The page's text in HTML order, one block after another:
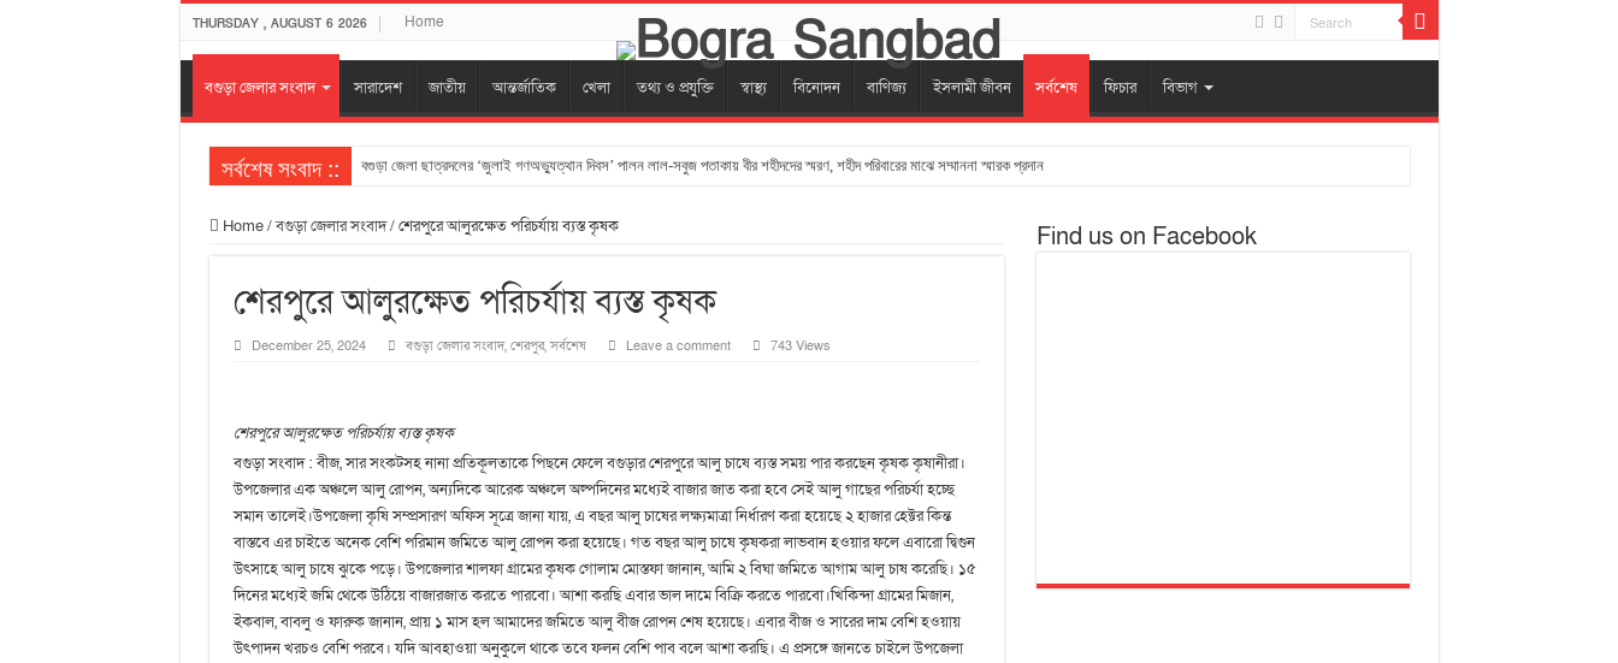
THURSDAY , AUGUST 6 2026 Home
বগুড়া জেলার সংবাদ সারাদেশ জাতীয় আন্তর্জাতিক খেলা তথ্য ও প্রযুক্তি স্বাস্থ্য বিনোদন বাণিজ্য ইসলামী জীবন সর্বশেষ ফিচার বিভাগ
সর্বশেষ সংবাদ :: বগুড়া জেলা ছাত্রদলের ‘জুলাই গণঅভ্যুত্থান দিবস’ পালন লাল-সবুজ পতাকায় বীর শহীদদের স্মরণ, শহীদ পরিবারের মাঝে সম্মাননা স্মারক প্রদান
জুলাই গণঅভ্যুত্থানের স্মৃতি ধরে রাখতে বগুড়ায় আলোকচিত্র ও প্রামাণ্য ভিডিও চিত্র প্রদর্শনী
বগুড়ায় জুলাই গণঅভ্যুত্থান দিবস পালিত, জুলাই স্মৃতিস্তম্ভে বিভিন্ন মহলের শ্রদ্ধা নিবেদন
বগুড়ায় ৯ নম্বর ওয়ার্ড বিএনপির উদ্যোগে জুলাই গণঅভ্যুত্থান দিবস উপলক্ষে দোয়া মাহফিল অনুষ্ঠিত
ইবনে সিনা হাসপাতাল বগুড়ার ফ্রি মেডিকেল ক্যাম্প অনুষ্ঠিত
দুপচাঁচিয়া পৌরসভায় ২৫ কোটি টাকার উন্নয়ন প্রকল্প নিয়ে মতবিনিময় সভা
জুলাই খুনিদের শাস্তির দাবীতে বগুড়ায় শ্রমিক কল্যাণ ফেডারেশনের মিছিল
‎গাবতলীতে প্রতিবন্ধীদের মাঝে হুইল ‎চেয়ার ও গাছের চারা বিতরণ করেন ‎- এমপি সুরাইয়া জেরিন
Home/বগুড়া জেলার সংবাদ/শেরপুরে আলুরক্ষেত পরিচর্যায় ব্যস্ত কৃষক
শেরপুরে আলুরক্ষেত পরিচর্যায় ব্যস্ত কৃষক
December 25, 2024 বগুড়া জেলার সংবাদ, শেরপুর,সর্বশেষ Leave a comment 743 Views
শেরপুরে আলুরক্ষেত পরিচর্যায় ব্যস্ত কৃষক
বগুড়া সংবাদ : বীজ, সার সংকটসহ নানা প্রতিকূলতাকে পিছনে ফেলে বগুড়ার শেরপুরে আলু চাষে ব্যস্ত সময় পার করছেন কৃষক কৃষানীরা।
উপজেলার এক অঞ্চলে আলু রোপন, অন্যদিকে আরেক অঞ্চলে অল্পদিনের মধ্যেই বাজার জাত করা হবে সেই আলু গাছের পরিচর্যা হচ্ছে
সমান তালেই।উপজেলা কৃষি সম্প্রসারণ অফিস সূত্রে জানা যায়, এ বছর আলু চাষের লক্ষ্যমাত্রা নির্ধারণ করা হয়েছে ২ হাজার হেক্টর কিন্ত
বাস্তবে এর চাইতে অনেক বেশি পরিমান জমিতে আলু রোপন করা হয়েছে। গত বছর আলু চাষে কৃষকরা লাভবান হওয়ার ফলে এবারো দ্বিগুন
উৎসাহে আলু চাষে ঝুকে পড়ে। উপজেলার শালফা গ্রামের কৃষক গোলাম মোস্তফা জানান, আমি ২ বিঘা জমিতে আগাম আলু চাষ করেছি। ১৫
দিনের মধ্যেই জমি থেকে উঠিয়ে বাজারজাত করতে পারবো। আশা করছি এবার ভাল দামে বিক্রি করতে পারবো।খিকিন্দা গ্রামের মিজান,
ইকবাল, বাবলু ও ফারুক জানান, প্রায় ১ মাস হল আমাদের জমিতে আলু বীজ রোপন শেষ হয়েছে। এবার বীজ ও সারের দাম বেশি হওয়ায়
উৎপাদন খরচও বেশি পরবে। যদি আবহাওয়া অনুকুলে থাকে তবে ফলন বেশি পাব বলে আশা করছি। এ প্রসঙ্গে জানতে চাইলে উপজেলা
Find us on Facebook